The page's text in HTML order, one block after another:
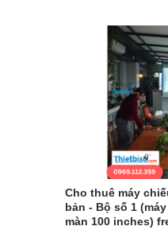
Cho thuê máy
bản - Bộ số 1
màn 100 inches)